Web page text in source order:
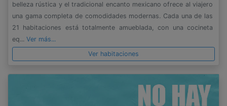
belleza rústica y el tradicional encanto mexicano ofrece al viajero
una gama completa de comodidades modernas. Cada una de las
21 habitaciones está totalmente amueblada, con una cocineta
eq... Ver más...
Ver habitaciones